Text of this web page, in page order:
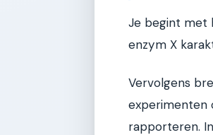
Je begint met
enzym X
Vervolgens
experimenten
rapporteren.